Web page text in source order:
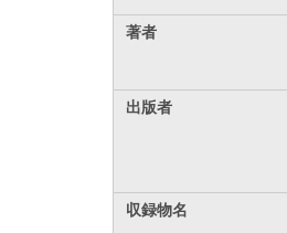
著者
出版者
収録物名